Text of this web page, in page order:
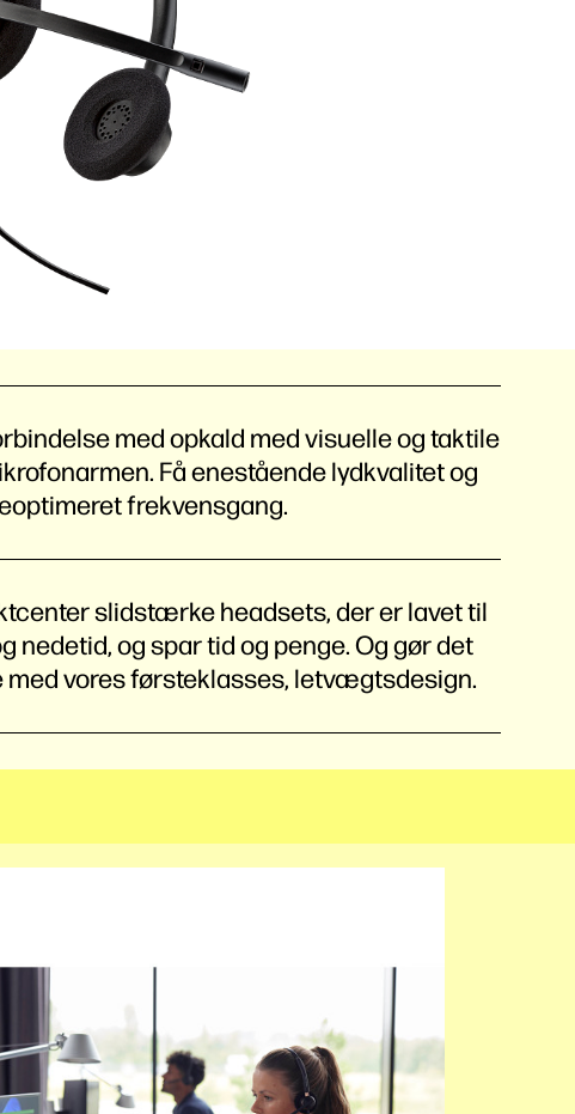
med opkald med visuelle og taktile
Få enestående lydkvalitet og
frekvensgang.
slidstærke headsets, der er lavet til
nedetid, og spar tid og penge. Og gør det
vores førsteklasses, letvægtsdesign.